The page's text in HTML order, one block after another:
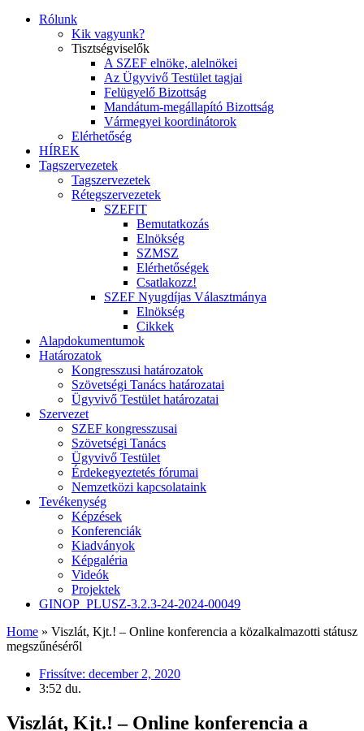
Rólunk
Kik vagyunk?
Tisztségviselők
A SZEF elnöke, alelnökei
Az Ügyvivő Testület tagjai
Felügyelő Bizottság
Mandátum-megállapító Bizottság
Vármegyei koordinátorok
Elérhetőség
HÍREK
Tagszervezetek
Tagszervezetek
Rétegszervezetek
SZEFIT
Bemutatkozás
Elnökség
SZMSZ
Elérhetőségek
Csatlakozz!
SZEF Nyugdíjas Választmánya
Elnökség
Cikkek
Alapdokumentumok
Határozatok
Kongresszusi határozatok
Szövetségi Tanács határozatai
Ügyvivő Testület határozatai
Szervezet
SZEF kongresszusai
Szövetségi Tanács
Ügyvivő Testület
Érdekegyeztetés fórumai
Nemzetközi kapcsolataink
Tevékenység
Képzések
Konferenciák
Kiadványok
Képgaléria
Videók
Projektek
GINOP_PLUSZ-3.2.3-24-2024-00049
Home » Viszlát, Kjt.! – Online konferencia a közalkalmazotti státusz
megszűnéséről
Frissítve: december 2, 2020
3:52 du.
Viszlát, Kjt.! – Online konferencia a